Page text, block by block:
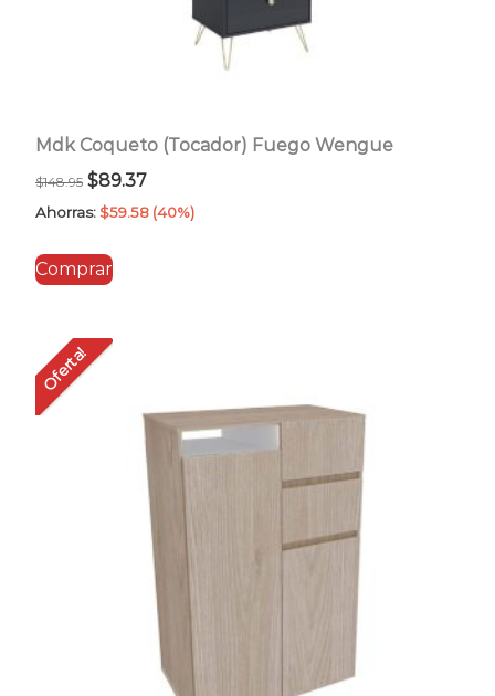
Mdk Coqueto (Tocador) Fuego Wengue
$148.95 El
precio
era:
$89.37El
precio
Ahorras: $59.58 (40%)
Comprar
Oferta!